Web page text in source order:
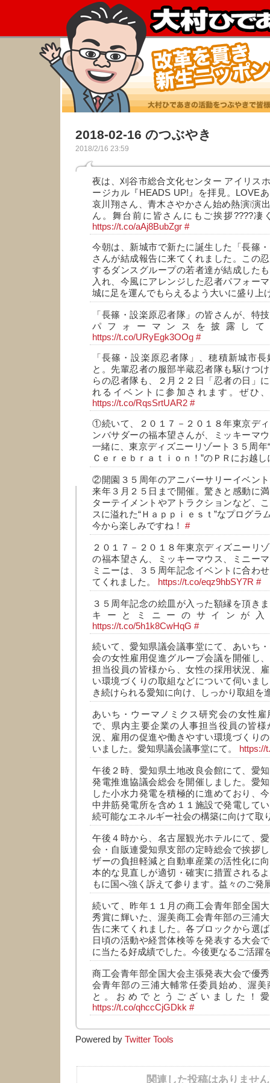
2018-02-16 のつぶやき
2018/2/16 23:59
夜は、刈谷市総合文化センター アイリス
ージカル『HEADS UP!』を拝見。LOVE
哀川翔さん、青木さやかさん始め熱演❕演
ん。舞台前に皆さんにもご挨拶????
https://t.co/aAj8BubZgr #
今朝は、新城市で新たに誕生した「長篠
さんが結成報告に来てくれました。この
するダンスグループの若者達が結成した
入れ、今風にアレンジした忍者パフォー
城に足を運んでもらえるよう大いに盛り上
「長篠・設楽原忍者隊」の皆さんが、特
パフォーマンスを披露し
https://t.co/URyEgk3OOg #
「長篠・設楽原忍者隊」、穂積新城市
と。先輩忍者の服部半蔵忍者隊も駆けつ
らの忍者隊も、２月２２日「忍者の日」
れるイベントに参加されます。ぜひ
https://t.co/RqsSrtUAR2 #
①続いて、２０１７－２０１８年東京デ
ンバサダーの福本望さんが、ミッキーマ
一緒に、東京ディズニーリゾート３５周
Ｃｅｒｅｂｒａｔｉｏｎ！”のＰＲにお越
②開園３５周年のアニバーサリーイベン
来年３月２５日まで開催。驚きと感動に
ターテイメントやアトラクションなど、
スに溢れた“Ｈａｐｐｉｅｓｔ”なプログラ
今から楽しみですね！ #
２０１７－２０１８年東京ディズニーリ
の福本望さん、ミッキーマウス、ミニー
ミニーは、３５周年記念イベントに合わ
てくれました。
https://t.co/eqz9hbSY7R #
３５周年記念の絵皿が入った額縁を頂き
キーとミニーのサインが
https://t.co/5h1k8CwHqG #
続いて、愛知県議会議事堂にて、あいち
会の女性雇用促進グループ会議を開催し
担当役員の皆様から、女性の採用状況、
い環境づくりの取組などについて伺いま
き続けられる愛知に向け、しっかり取組を
あいち・ウーマノミクス研究会の女性
で、県内主要企業の人事担当役員の皆
況、雇用の促進や働きやすい環境づくり
いました。愛知県議会議事堂にて。
https://
午後２時、愛知県土地改良会館にて、愛
発電推進協議会総会を開催しました。愛
した小水力発電を積極的に進めており、
中井筋発電所を含め１１施設で発電して
続可能なエネルギー社会の構築に向けて取
午後４時から、名古屋観光ホテルにて、
会・自販連愛知県支部の定時総会で挨拶
ザーの負担軽減と自動車産業の活性化に
本的な見直しが適切・確実に措置される
もに国へ強く訴えて参ります。益々のご発
続いて、昨年１１月の商工会青年部全国
秀賞に輝いた、渥美商工会青年部の三浦
告に来てくれました。各ブロックから選
日頃の活動や経営体検等を発表する大会
に当たる好成績でした。今後更なるご活躍
商工会青年部全国大会主張発表大会で優
会青年部の三浦大輔常任委員始め、渥
と。おめでとうございました！
https://t.co/qhccCjGDkk #
Powered by Twitter Tools
関連した投稿はありませ